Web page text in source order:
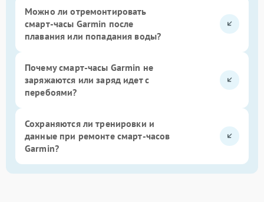
Можно ли отремонтировать
смарт-часы Garmin после
плавания или попадания воды?
Почему смарт-часы Garmin не
заряжаются или заряд идет с
перебоями?
Сохраняются ли тренировки и
данные при ремонте смарт-часов
Garmin?